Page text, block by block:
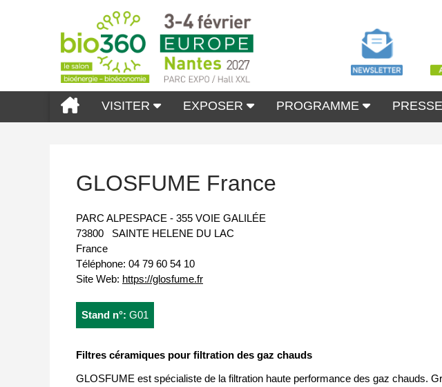
VISITER EXPOSER PROGRAMME PRESSE
GLOSFUME France
PARC ALPESPACE - 355 VOIE GALILÉE
73800
SAINTE HELENE DU LAC
France
Téléphone: 04 79 60 54 10
Site Web: https://glosfume.fr
Stand n°: G01
Filtres céramiques pour filtration des gaz chauds
GLOSFUME est spécialiste de la filtration haute performance des gaz chauds.